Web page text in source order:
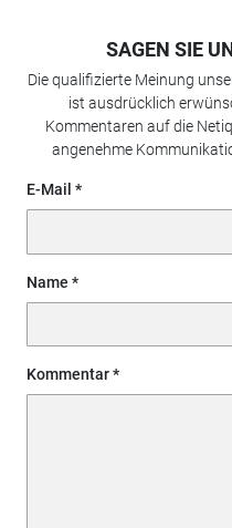
SAGEN SIE
Die qualifizierte Meinung
ist ausdrücklich
Kommentaren auf die
angenehme
E-Mail
Name
Kommentar